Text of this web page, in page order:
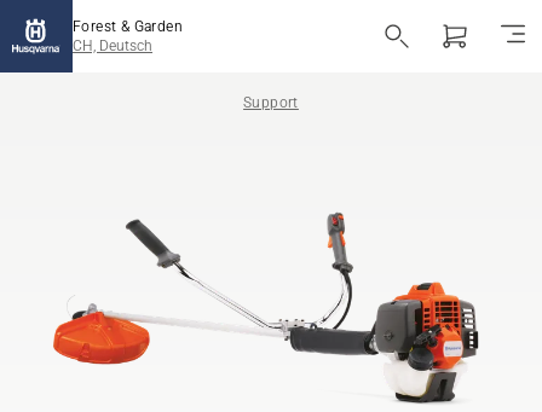
Forest & Garden
CH, Deutsch
Support